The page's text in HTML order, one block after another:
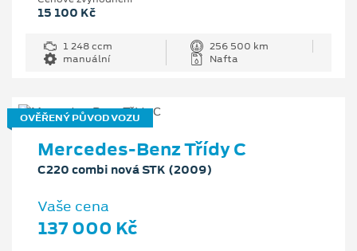
15 100 Kč
1 248 ccm
256 500 km
manuální
Nafta
OVĚŘENÝ PŮVOD VOZU
Mercedes-Benz Třídy C
C220 combi nová STK (2009)
Vaše cena
137 000 Kč